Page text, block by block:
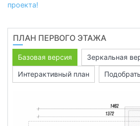
проекта!
ПЛАН ПЕРВОГО ЭТАЖА
Базовая версия
Зеркальная
Интерактивный план